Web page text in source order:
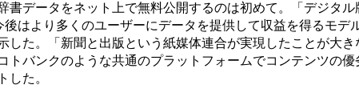
データをネット上で無料公開するのは初めて。「デジタル
はより多くのユーザーにデータを提供して収益を得るモデ
た。「新聞と出版という紙媒体連合が実現したことが大き
バンクのような共通のプラットフォームでコンテンツの優
した。